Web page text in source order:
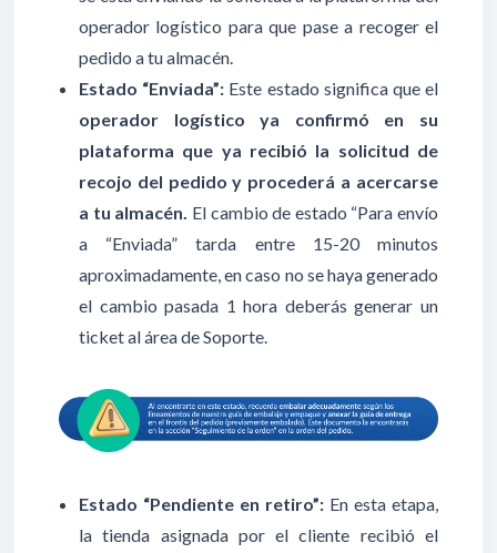
operador logístico para que pase a recoger el
pedido a tu almacén.
Estado “Enviada”: Este estado significa que el
operador logístico ya confirmó en su
plataforma que ya recibió la solicitud de
recojo del pedido y procederá a acercarse
a tu almacén. El cambio de estado “Para envío
a “Enviada” tarda entre 15-20 minutos
aproximadamente, en caso no se haya generado
el cambio pasada 1 hora deberás generar un
ticket al área de Soporte.
Estado “Pendiente en retiro”: En esta etapa,
la tienda asignada por el cliente recibió el